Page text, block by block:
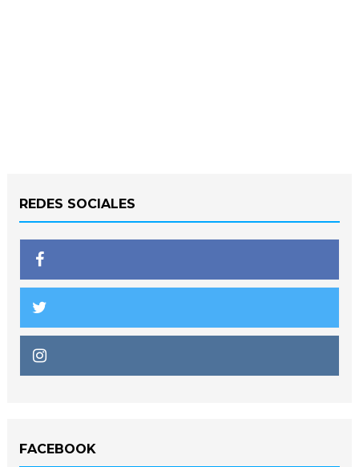
REDES SOCIALES
FACEBOOK